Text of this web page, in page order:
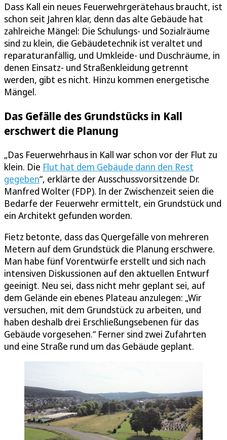
Dass Kall ein neues Feuerwehrgerätehaus braucht, ist
schon seit Jahren klar, denn das alte Gebäude hat
zahlreiche Mängel: Die Schulungs- und Sozialräume
sind zu klein, die Gebäudetechnik ist veraltet und
reparaturanfällig, und Umkleide- und Duschräume, in
denen Einsatz- und Straßenkleidung getrennt
werden, gibt es nicht. Hinzu kommen energetische
Mängel.
Das Gefälle des Grundstücks in Kall
erschwert die Planung
„Das Feuerwehrhaus in Kall war schon vor der Flut zu
klein. Die Flut hat dem Gebäude dann den Rest
gegeben“, erklärte der Ausschussvorsitzende Dr.
Manfred Wolter (FDP). In der Zwischenzeit seien die
Bedarfe der Feuerwehr ermittelt, ein Grundstück und
ein Architekt gefunden worden.
Fietz betonte, dass das Quergefälle von mehreren
Metern auf dem Grundstück die Planung erschwere.
Man habe fünf Vorentwürfe erstellt und sich nach
intensiven Diskussionen auf den aktuellen Entwurf
geeinigt. Neu sei, dass nicht mehr geplant sei, auf
dem Gelände ein ebenes Plateau anzulegen: „Wir
versuchen, mit dem Grundstück zu arbeiten, und
haben deshalb drei Erschließungsebenen für das
Gebäude vorgesehen.“ Ferner sind zwei Zufahrten
und eine Straße rund um das Gebäude geplant.